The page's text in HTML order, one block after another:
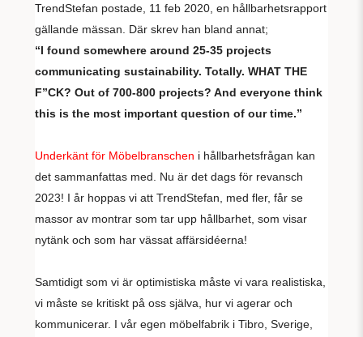
TrendStefan postade, 11 feb 2020, en hållbarhetsrapport
gällande mässan. Där skrev han bland annat;
“I found somewhere around 25-35 projects
communicating sustainability. Totally. WHAT THE
F”CK? Out of 700-800 projects? And everyone think
this is the most important question of our time.”
Underkänt för Möbelbranschen i hållbarhetsfrågan kan
det sammanfattas med. Nu är det dags för revansch
2023! I år hoppas vi att TrendStefan, med fler, får se
massor av montrar som tar upp hållbarhet, som visar
nytänk och som har vässat affärsidéerna!
Samtidigt som vi är optimistiska måste vi vara realistiska,
vi måste se kritiskt på oss själva, hur vi agerar och
kommunicerar. I vår egen möbelfabrik i Tibro, Sverige,